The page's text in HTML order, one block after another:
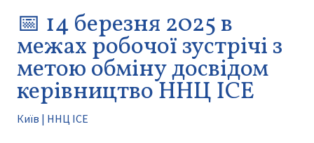
📅 14 березня 2025 в
межах робочої зустрічі з
метою обміну досвідом
керівництво ННЦ ІСЕ
Київ | ННЦ ІСЕ